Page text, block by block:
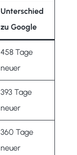
Unterschied
zu Google
458 Tage
neuer
393 Tage
neuer
360 Tage
neuer